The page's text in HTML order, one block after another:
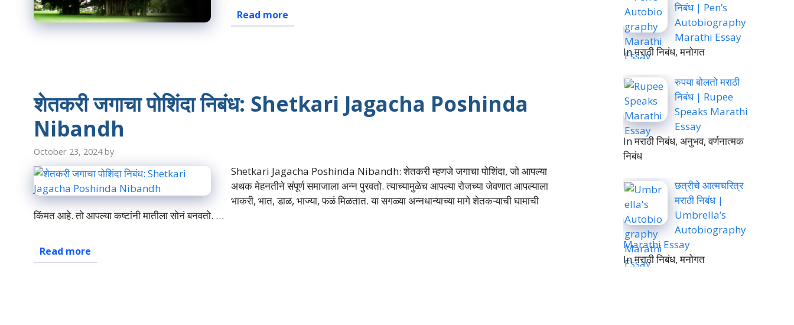
Read more
शेतकरी जगाचा पोशिंदा निबंध: Shetkari Jagacha Poshinda
Nibandh
October 23, 2024 by
Shetkari Jagacha Poshinda Nibandh: शेतकरी म्हणजे जगाचा पोशिंदा, जो आपल्या
अथक मेहनतीने संपूर्ण समाजाला अन्न पुरवतो. त्याच्यामुळेच आपल्या रोजच्या जेवणात आपल्याला
भाकरी, भात, डाळ, भाज्या, फळं मिळतात. या सगळ्या अन्नधान्याच्या मागे शेतकऱ्याची घामाची
किंमत आहे. तो आपल्या कष्टांनी मातीला सोनं बनवतो. …
Read more
निबंध | Pen’s
Autobiography
Marathi Essay
In मराठी निबंध, मनोगत
रुपया बोलतो मराठी
निबंध | Rupee
Speaks Marathi
Essay
In मराठी निबंध, अनुभव, वर्णनात्मक
निबंध
छत्रीचे आत्मचरित्र
मराठी निबंध |
Umbrella’s
Autobiography
Marathi Essay
In मराठी निबंध, मनोगत